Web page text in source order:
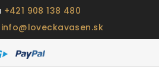
+421 908 138 480
info@loveckavasen.sk